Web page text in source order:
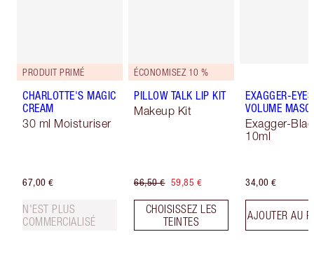
PRODUIT PRIMÉ
CHARLOTTE'S MAGIC
CREAM
30 ml Moisturiser
67,00 €
N'EST PLUS
COMMERCIALISÉ
ÉCONOMISEZ 10 %
PILLOW TALK LIP KIT
Makeup Kit
66,50 € 59,85 €
CHOISISSEZ LES
TEINTES
EXAGGER-EYES
VOLUME
Exagger-
10ml
34,00 €
AJOUTER AU